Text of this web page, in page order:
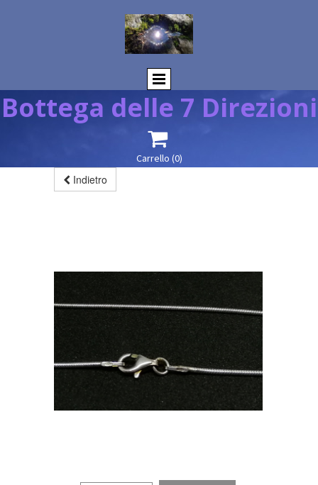
Bottega delle 7 Direzioni

Carrello (0)
Indietro